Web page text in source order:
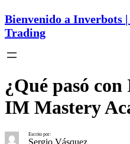
Bienvenido a Inverbots
Trading
¿Qué pasó
IM Mastery
Escrito por:
Sergio Vásquez